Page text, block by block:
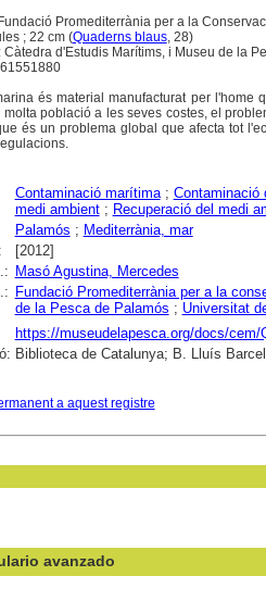
Promediterrània per a la
; 22 cm (Quaderns blaus, 28)
Càtedra d'Estudis Marítims, i Museu de la
és material manufacturat per
molta població a les seves costes, el
és un problema global que afecta tot
Contaminació marítima; Contaminació
medi ambient; Recuperació del medi
Palamós ; Mediterrània, mar
[2012]
Masó Agustina, Mercedes
Fundació Promediterrània per a la
de la Pesca de Palamós ; Universitat
https://museudelapesca.org/docs/cem/
Biblioteca de Catalunya; B. Lluís
a aquest registre
avanzado